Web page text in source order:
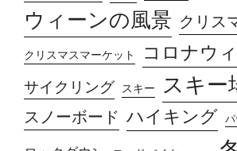
ウィーンの風景 クリス
クリスマスマーケット コロナウ
サイクリング スキー スキー
スノーボード ハイキング